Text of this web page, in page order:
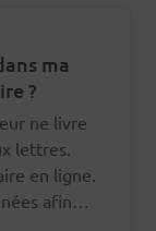
ma
?
ne livre
lettres.
en ligne.
afin